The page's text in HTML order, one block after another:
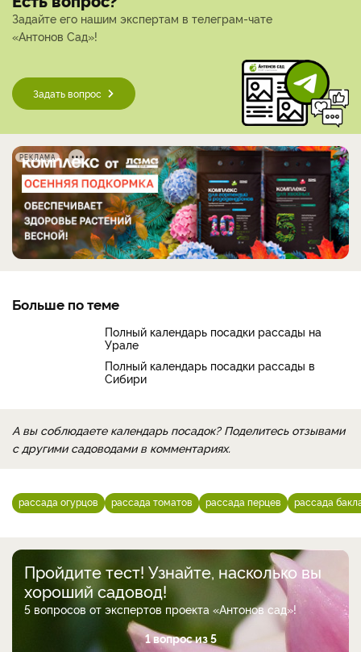
Задайте его нашим экспертам в телеграм-чате
«Антонов Сад»!
Задать вопрос
РЕКЛАМА
Больше по теме
Полный календарь посадки рассады на
Урале
Полный календарь посадки рассады в
Сибири
А вы соблюдаете календарь посадок? Поделитесь отзывами
с другими садоводами в комментариях.
рассада огурцов рассада томатов рассада перцев рассада
Пройдите тест! Узнайте, насколько вы
хороший садовод!
5 вопросов от экспертов проекта «Антонов сад»!
1 вопрос из 5